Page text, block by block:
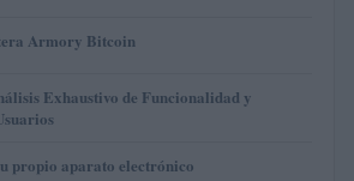
Armory Bitcoin
Exhaustivo de Funcionalidad y
propio aparato electrónico